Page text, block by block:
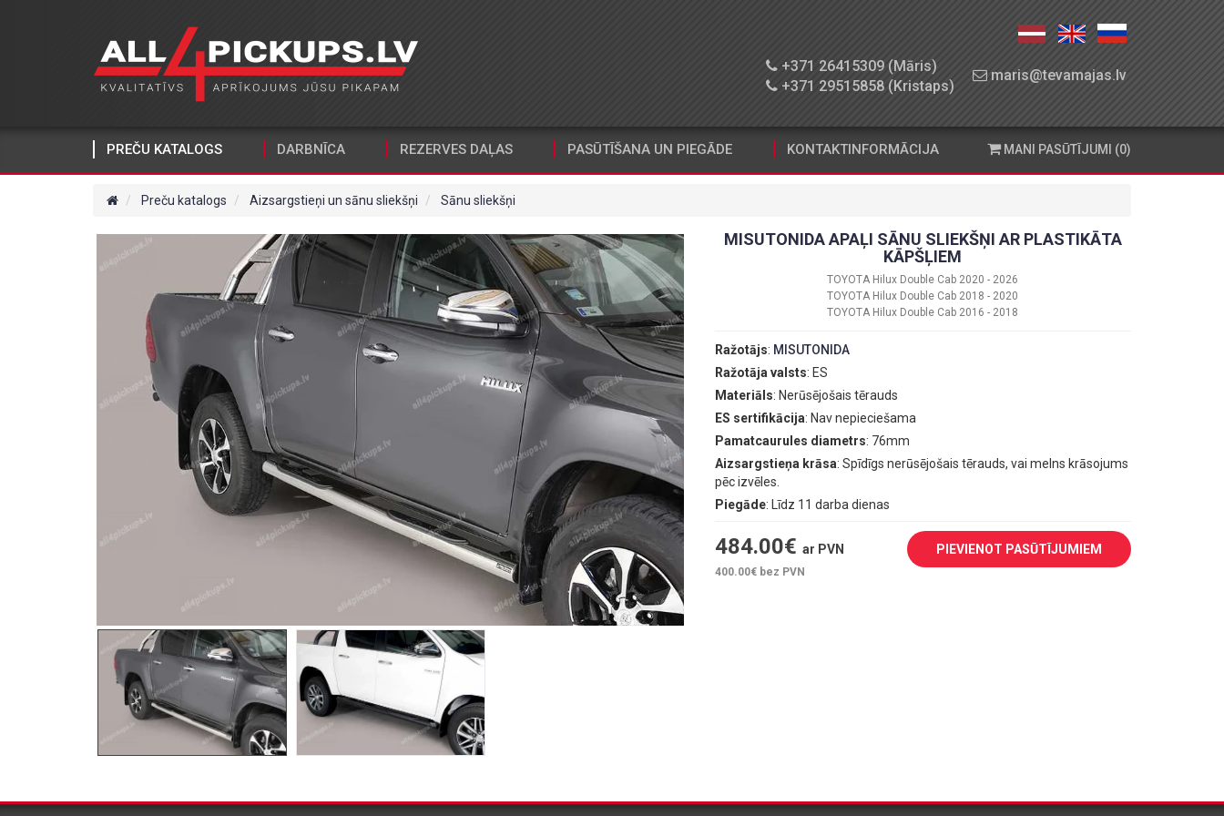
+371 26415309 (Māris)
+371 29515858 (Kristaps)
maris@tevamajas.lv
PREČU KATALOGS DARBNĪCA REZERVES DAĻAS PASŪTĪŠANA UN PIEGĀDE KONTAKTINFORMĀCIJA MANI PASŪTĪJUMI (0)
Preču katalogs Aizsargstieņi un sānu sliekšņi Sānu sliekšņi
MISUTONIDA APAĻI SĀNU SLIEKŠŅI AR PLASTIKĀTA
KĀPŠĻIEM
TOYOTA Hilux Double Cab 2020 - 2026
TOYOTA Hilux Double Cab 2018 - 2020
TOYOTA Hilux Double Cab 2016 - 2018
Ražotājs: MISUTONIDA
Ražotāja valsts: ES
Materiāls: Nerūsējošais tērauds
ES sertifikācija: Nav nepieciešama
Pamatcaurules diametrs: 76mm
Aizsargstieņa krāsa: Spīdīgs nerūsējošais tērauds, vai melns krāsojums
pēc izvēles.
Piegāde: Līdz 11 darba dienas
484.00€ ar PVN
400.00€ bez PVN
PIEVIENOT PASŪTĪJUMIEM